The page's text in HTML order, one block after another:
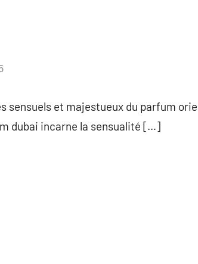
sensuels et majestueux du parfum
dubai incarne la sensualité […]